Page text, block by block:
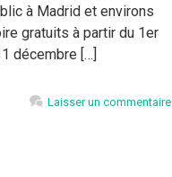
à Madrid et environs
gratuits à partir du 1er
décembre […]
Laisser un commentaire